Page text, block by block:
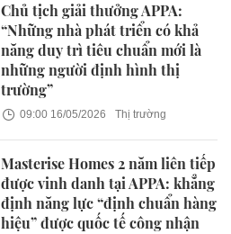
Chủ tịch giải thưởng APPA:
“Những nhà phát triển có khả
năng duy trì tiêu chuẩn mới là
những người định hình thị
trường”
09:00 16/05/2026 Thị trường
Masterise Homes 2 năm liên tiếp
được vinh danh tại APPA: khẳng
định năng lực “định chuẩn hàng
hiệu” được quốc tế công nhận